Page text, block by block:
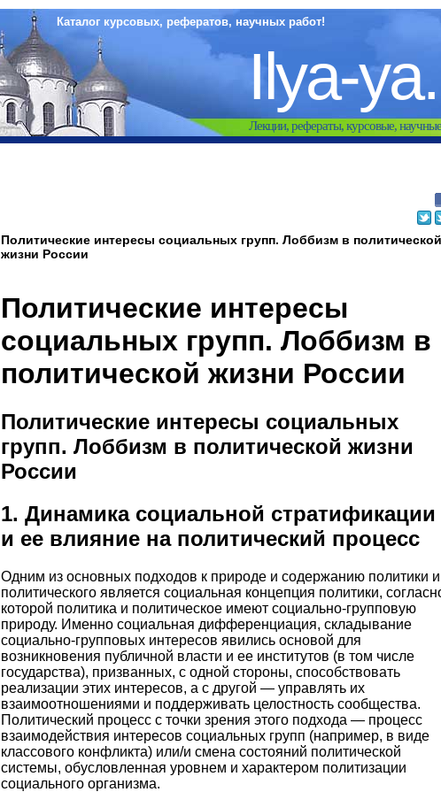
Каталог курсовых, рефератов, научных работ!
Ilya-
Лекции, рефераты, курсовые,
Политические интересы социальных групп. Лоббизм в политической
жизни России
Политические интересы
социальных групп. Лоббизм в
политической жизни России
Политические интересы социальных
групп. Лоббизм в политической жизни
России
1. Динамика социальной стратификации
и ее влияние на политический процесс
Одним из основных подходов к природе и содержанию политики и
политического является социальная концепция политики,
которой политика и политическое имеют социально-групповую
природу. Именно социальная дифференциация, складывание
социально-групповых интересов явились основой для
возникновения публичной власти и ее институтов (в том числе
государства), призванных, с одной стороны, способствовать
реализации этих интересов, а с другой — управлять их
взаимоотношениями и поддерживать целостность сообщества.
Политический процесс с точки зрения этого подхода — процесс
взаимодействия интересов социальных групп (например, в виде
классового конфликта) или/и смена состояний политической
системы, обусловленная уровнем и характером политизации
социального организма.